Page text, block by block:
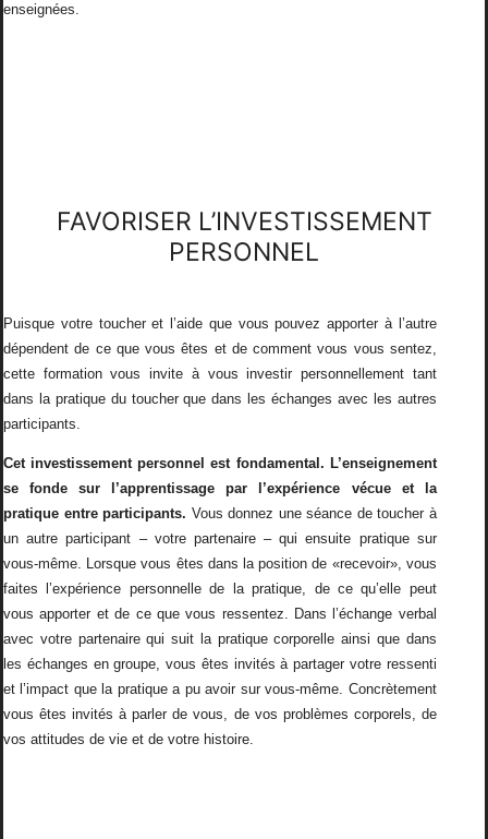
enseignées.
FAVORISER L’INVESTISSEMENT
PERSONNEL
Puisque votre toucher et l’aide que vous pouvez apporter à l’autre
dépendent de ce que vous êtes et de comment vous vous sentez,
cette formation vous invite à vous investir personnellement tant
dans la pratique du toucher que dans les échanges avec les autres
participants.
Cet investissement personnel est fondamental. L’enseignement
se fonde sur l’apprentissage par l’expérience vécue et la
pratique entre participants. Vous donnez une séance de toucher à
un autre participant – votre partenaire – qui ensuite pratique sur
vous-même. Lorsque vous êtes dans la position de «recevoir», vous
faites l’expérience personnelle de la pratique, de ce qu’elle peut
vous apporter et de ce que vous ressentez. Dans l’échange verbal
avec votre partenaire qui suit la pratique corporelle ainsi que dans
les échanges en groupe, vous êtes invités à partager votre ressenti
et l’impact que la pratique a pu avoir sur vous-même. Concrètement
vous êtes invités à parler de vous, de vos problèmes corporels, de
vos attitudes de vie et de votre histoire.